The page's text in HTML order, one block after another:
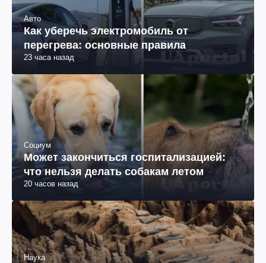
Авто
Как уберечь электромобиль от
перегрева: основные правила
23 часа назад
Социум
Может закончиться госпитализацией:
что нельзя делать собакам летом
20 часов назад
Наука